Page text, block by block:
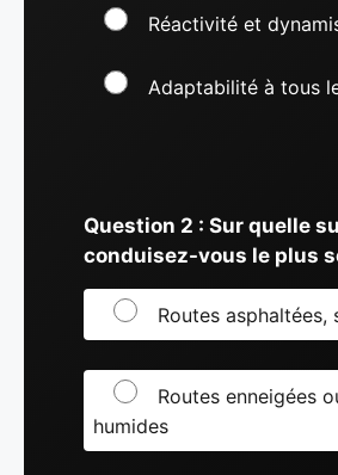
Réactivité et
Adaptabilité à tous
Question 2 : Sur quelle
conduisez-vous le plus
Routes asphaltées,
Routes enneigées
humides